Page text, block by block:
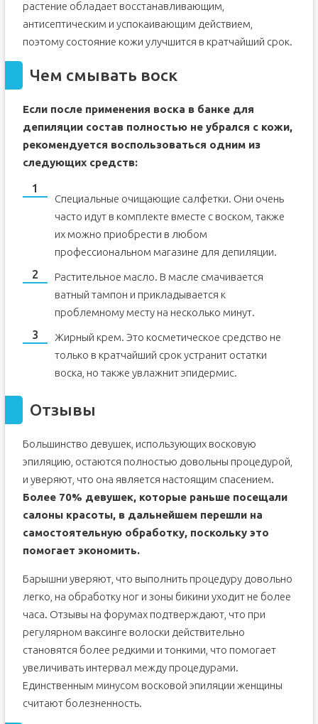
растение обладает восстанавливающим,
антисептическим и успокаивающим действием,
поэтому состояние кожи улучшится в кратчайший срок.
Чем смывать воск
Если после применения воска в банке для
депиляции состав полностью не убрался с кожи,
рекомендуется воспользоваться одним из
следующих средств:
Специальные очищающие салфетки. Они очень
часто идут в комплекте вместе с воском, также
их можно приобрести в любом
профессиональном магазине для депиляции.
Растительное масло. В масле смачивается
ватный тампон и прикладывается к
проблемному месту на несколько минут.
Жирный крем. Это косметическое средство не
только в кратчайший срок устранит остатки
воска, но также увлажнит эпидермис.
Отзывы
Большинство девушек, использующих восковую
эпиляцию, остаются полностью довольны процедурой,
и уверяют, что она является настоящим спасением.
Более 70% девушек, которые раньше посещали
салоны красоты, в дальнейшем перешли на
самостоятельную обработку, поскольку это
помогает экономить.
Барышни уверяют, что выполнить процедуру довольно
легко, на обработку ног и зоны бикини уходит не более
часа. Отзывы на форумах подтверждают, что при
регулярном ваксинге волоски действительно
становятся более редкими и тонкими, что помогает
увеличивать интервал между процедурами.
Единственным минусом восковой эпиляции женщины
считают болезненность.